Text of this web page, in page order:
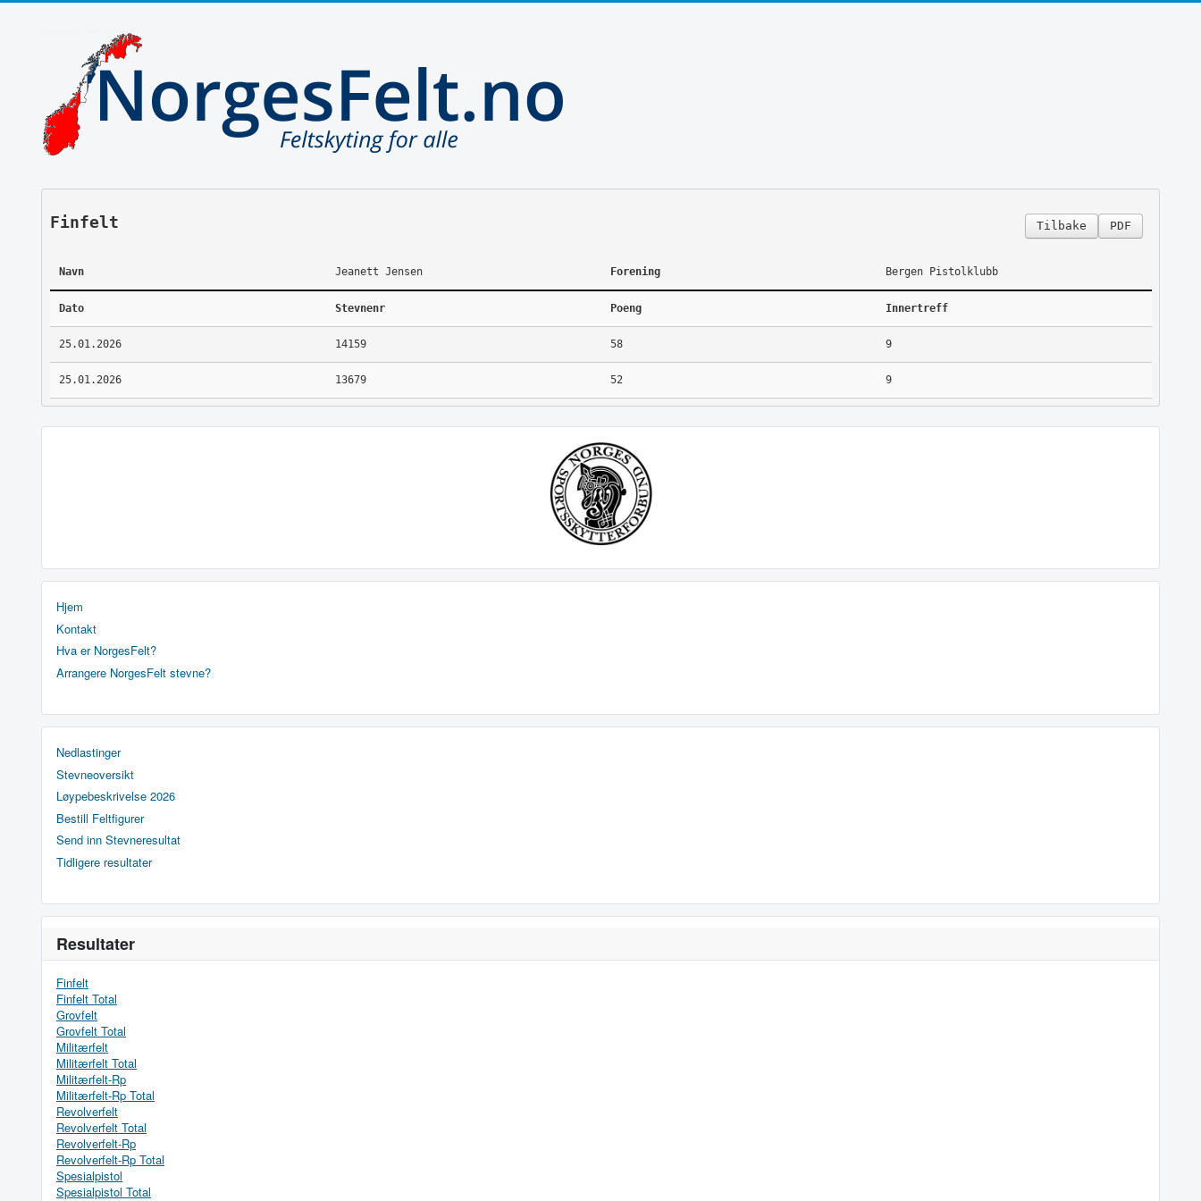
PDF
Tilbake
Finfelt
Navn Jeanett Jensen Forening Bergen Pistolklubb
Dato Stevnenr Poeng Innertreff
25.01.2026 14159 58 9
25.01.2026 13679 52 9
Hjem
Kontakt
Hva er NorgesFelt?
Arrangere NorgesFelt stevne?
Nedlastinger
Stevneoversikt
Løypebeskrivelse 2026
Bestill Feltfigurer
Send inn Stevneresultat
Tidligere resultater
Resultater
Finfelt
Finfelt Total
Grovfelt
Grovfelt Total
Militærfelt
Militærfelt Total
Militærfelt-Rp
Militærfelt-Rp Total
Revolverfelt
Revolverfelt Total
Revolverfelt-Rp
Revolverfelt-Rp Total
Spesialpistol
Spesialpistol Total